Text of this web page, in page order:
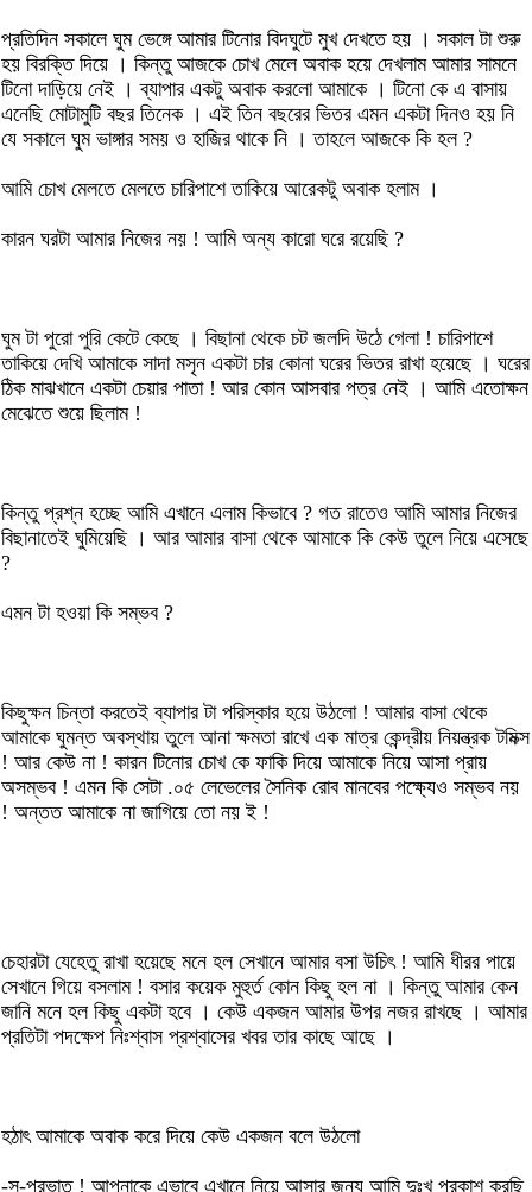
প্রতিদিন সকালে ঘুম ভেঙ্গে আমার টিনোর বিদঘুটে মুখ দেখতে হয় । সকাল টা শুরু
হয় বিরক্তি দিয়ে । কিন্তু আজকে চোখ মেলে অবাক হয়ে দেখলাম আমার সামনে
টিনো দাড়িয়ে নেই । ব্যাপার একটু অবাক করলো আমাকে । টিনো কে এ বাসায়
এনেছি মোটামুটি বছর তিনেক । এই তিন বছরের ভিতর এমন একটা দিনও হয় নি
যে সকালে ঘুম ভাঙ্গার সময় ও হাজির থাকে নি । তাহলে আজকে কি হল ?
আমি চোখ মেলতে মেলতে চারিপাশে তাকিয়ে আরেকটু অবাক হলাম ।
কারন ঘরটা আমার নিজের নয় ! আমি অন্য কারো ঘরে রয়েছি ?
ঘুম টা পুরো পুরি কেটে কেছে । বিছানা থেকে চট জলদি উঠে গেলা ! চারিপাশে
তাকিয়ে দেখি আমাকে সাদা মসৃন একটা চার কোনা ঘরের ভিতর রাখা হয়েছে । ঘরের
ঠিক মাঝখানে একটা চেয়ার পাতা ! আর কোন আসবার পত্র নেই । আমি এতোক্ষন
মেঝেতে শুয়ে ছিলাম !
কিন্তু প্রশ্ন হচ্ছে আমি এখানে এলাম কিভাবে ? গত রাতেও আমি আমার নিজের
বিছানাতেই ঘুমিয়েছি । আর আমার বাসা থেকে আমাকে কি কেউ তুলে নিয়ে এসেছে
?
এমন টা হওয়া কি সম্ভব ?
কিছুক্ষন চিন্তা করতেই ব্যাপার টা পরিস্কার হয়ে উঠলো ! আমার বাসা থেকে
আমাকে ঘুমন্ত অবস্থায় তুলে আনা ক্ষমতা রাখে এক মাত্র কেন্দ্রীয় নিয়ন্ত্রক টমিক্স
! আর কেউ না ! কারন টিনোর চোখ কে ফাকি দিয়ে আমাকে নিয়ে আসা প্রায়
অসম্ভব ! এমন কি সেটা .০৫ লেভেলের সৈনিক রোব মানবের পক্ষ্যেও সম্ভব নয়
! অন্তত আমাকে না জাগিয়ে তো নয় ই !
চেহারটা যেহেতু রাখা হয়েছে মনে হল সেখানে আমার বসা উচিৎ ! আমি ধীরর পায়ে
সেখানে গিয়ে বসলাম ! বসার কয়েক মুহুর্ত কোন কিছু হল না । কিন্তু আমার কেন
জানি মনে হল কিছু একটা হবে । কেউ একজন আমার উপর নজর রাখছে । আমার
প্রতিটা পদক্ষেপ নিঃশ্বাস প্রশ্বাসের খবর তার কাছে আছে ।
হঠাৎ আমাকে অবাক করে দিয়ে কেউ একজন বলে উঠলো
-সু-প্রভাত ! আপনাকে এভাবে এখানে নিয়ে আসার জন্য আমি দুঃখ প্রকাশ করছি